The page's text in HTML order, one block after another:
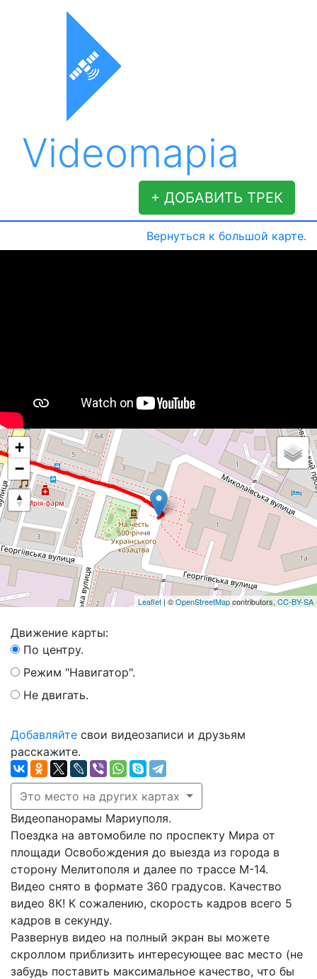
Videomapia
+ ДОБАВИТЬ ТРЕК
Вернуться к большой карте.
+
−
Leaflet | ©OpenStreetMapcontributors, CC-BY-SA
Движение карты:
По центру.
Режим "Навигатор".
Не двигать.
Добавляйте свои видеозаписи и друзьям
расскажите.
Это место на других картах
Видеопанорамы Мариуполя.
Поездка на автомобиле по проспекту Мира от
площади Освобождения до выезда из города в
сторону Мелитополя и далее по трассе М-14.
Видео снято в формате 360 градусов. Качество
видео 8К! К сожалению, скорость кадров всего 5
кадров в секунду.
Развернув видео на полный экран вы можете
скроллом приблизить интересующее вас место (не
забудь поставить максимальное качество, что бы